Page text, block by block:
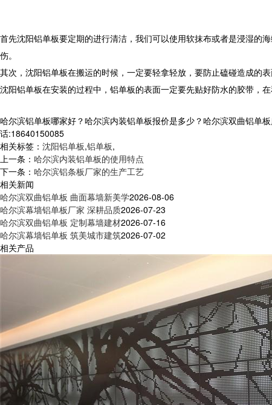
首先沈阳铝单板要定期的进行清洁，我们可以使用软抹布或者是浸湿的
伤。
其次，沈阳铝单板在搬运的时候，一定要轻拿轻放，要防止磕碰造成的
沈阳铝单板在安装的过程中，铝单板的表面一定要先贴好防水的胶带，
哈尔滨铝单板哪家好？哈尔滨内装铝单板报价是多少？哈尔滨双曲铝单
话:18640150085
相关标签： 沈阳铝单板,铝单板,
上一条： 哈尔滨内装铝单板的使用特点
下一条： 哈尔滨铝条板厂家的生产工艺
相关新闻
哈尔滨双曲铝单板 曲面幕墙新美学2026-08-06
哈尔滨幕墙铝单板厂家 深耕品质2026-07-23
哈尔滨双曲铝单板 定制幕墙建材2026-07-16
哈尔滨幕墙铝单板 筑美城市建筑2026-07-02
相关产品